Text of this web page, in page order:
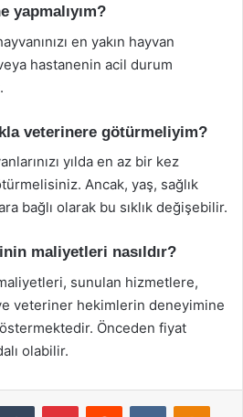
yapmalıyım?
en yakın hayvan
hastanenin acil durum
veterinere götürmeliyim?
yılda en az bir kez
Ancak, yaş, sağlık
bağlı olarak bu sıklık değişebilir.
maliyetleri nasıldır?
sunulan hizmetlere,
veteriner hekimlerin deneyimine
Önceden fiyat
olabilir.
Tumblr PinterestReddit VKontakte